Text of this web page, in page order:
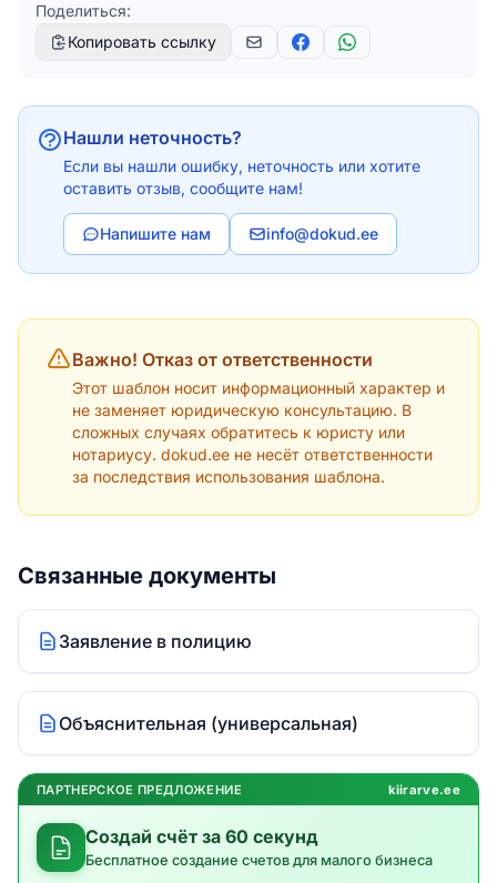
Поделиться:
Копировать ссылку
Нашли неточность?
Если вы нашли ошибку, неточность или хотите
оставить отзыв, сообщите нам!
Напишите нам info@dokud.ee
Важно! Отказ от ответственности
Этот шаблон носит информационный характер и
не заменяет юридическую консультацию. В
сложных случаях обратитесь к юристу или
нотариусу. dokud.ee не несёт ответственности
за последствия использования шаблона.
Связанные документы
Заявление в полицию
Объяснительная (универсальная)
ПАРТНЕРСКОЕ ПРЕДЛОЖЕНИЕ kiirarve.ee
Создай счёт за 60 секунд
Бесплатное создание счетов для малого бизнеса